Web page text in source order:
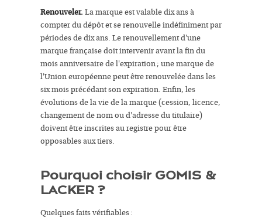
Renouveler. La marque est valable dix ans à
compter du dépôt et se renouvelle indéfiniment par
périodes de dix ans. Le renouvellement d'une
marque française doit intervenir avant la fin du
mois anniversaire de l'expiration ; une marque de
l'Union européenne peut être renouvelée dans les
six mois précédant son expiration. Enfin, les
évolutions de la vie de la marque (cession, licence,
changement de nom ou d'adresse du titulaire)
doivent être inscrites au registre pour être
opposables aux tiers.
Pourquoi choisir GOMIS &
LACKER ?
Quelques faits vérifiables :